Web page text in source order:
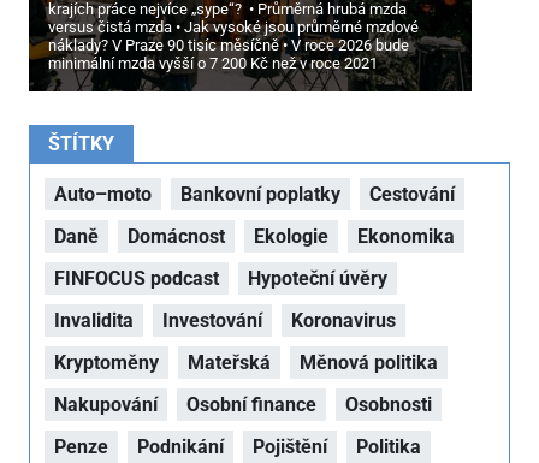
krajích práce nejvíce „sype“?
Průměrná hrubá mzda
versus čistá mzda
Jak vysoké jsou průměrné mzdové
náklady? V Praze 90 tisíc měsíčně
V roce 2026 bude
minimální mzda vyšší o 7 200 Kč než v roce 2021
ŠTÍTKY
Auto–moto Bankovní poplatky
Cestování
Daně
Domácnost Ekologie
Ekonomika
FINFOCUS podcast
Hypoteční úvěry
Invalidita
Investování
Koronavirus
Kryptoměny
Mateřská
Měnová politika
Nakupování
Osobní finance
Osobnosti
Penze
Podnikání Pojištění
Politika